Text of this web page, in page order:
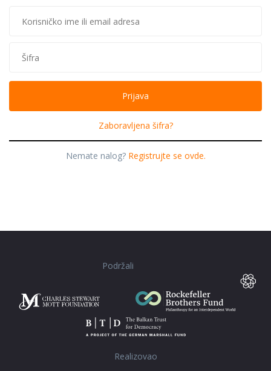
Zaboravljena šifra?
Nemate nalog? Registrujte se ovde.
Podržali
Realizovao